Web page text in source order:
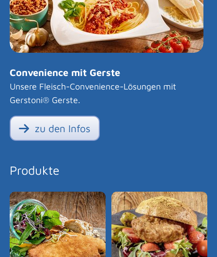
Convenience mit Gerste
Unsere Fleisch-Convenience-Lösungen mit
Gerstoni® Gerste.
zu den Infos
Produkte